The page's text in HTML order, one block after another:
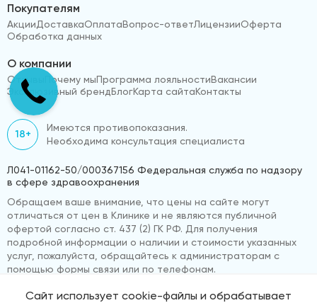
Покупателям
АкцииДоставкаОплатаВопрос-ответЛицензииОферта
Обработка данных
О компании
Отзывы Почему мыПрограмма лояльностиВакансии
Эксклюзивный брендБлогКарта сайтаКонтакты
18+
Имеются противопоказания.
Необходима консультация специалиста
Л041-01162-50/000367156 Федеральная служба по надзору
в сфере здравоохранения
Обращаем ваше внимание, что цены на сайте могут
отличаться от цен в Клинике и не являются публичной
офертой согласно ст. 437 (2) ГК РФ. Для получения
подробной информации о наличии и стоимости указанных
услуг, пожалуйста, обращайтесь к администраторам с
помощью формы связи или по телефонам.
Сайт использует cookie-файлы и обрабатывает